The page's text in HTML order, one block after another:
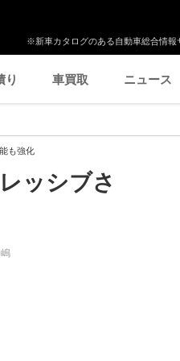
※新車カタログのある自動車総合情報
り 車買取 ニュース
も強化
ッシブさ